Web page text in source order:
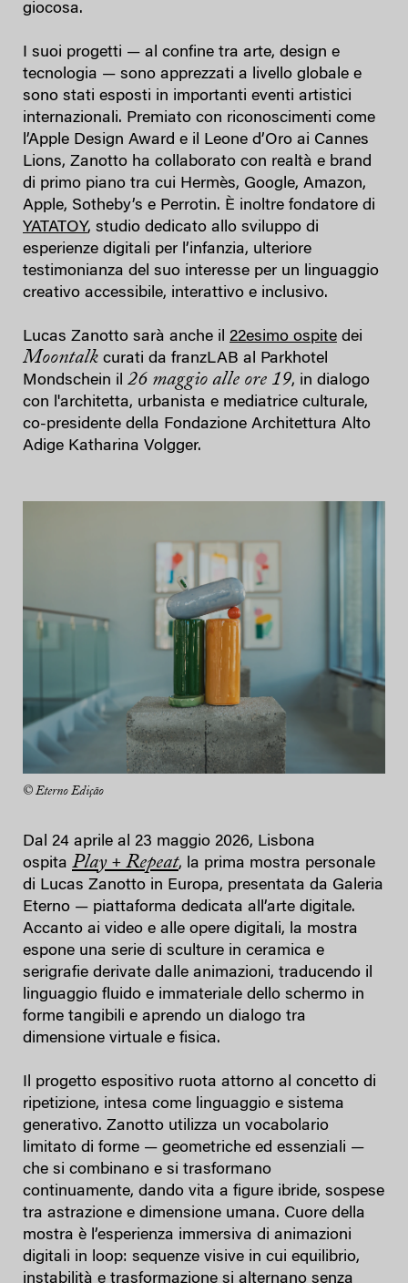
giocosa.
I suoi progetti — al confine tra arte, design e
tecnologia — sono apprezzati a livello globale e
sono stati esposti in importanti eventi artistici
internazionali. Premiato con riconoscimenti come
l’Apple Design Award e il Leone d’Oro ai Cannes
Lions, Zanotto ha collaborato con realtà e brand
di primo piano tra cui Hermès, Google, Amazon,
Apple, Sotheby’s e Perrotin. È inoltre fondatore di
YATATOY, studio dedicato allo sviluppo di
esperienze digitali per l’infanzia, ulteriore
testimonianza del suo interesse per un linguaggio
creativo accessibile, interattivo e inclusivo.
Lucas Zanotto sarà anche il 22esimo ospite dei
Moontalk curati da franzLAB al Parkhotel
Mondschein il 26 maggio alle ore 19, in dialogo
con l'architetta, urbanista e mediatrice culturale,
co-presidente della Fondazione Architettura Alto
Adige Katharina Volgger.
© Eterno Edição
Dal 24 aprile al 23 maggio 2026, Lisbona
ospita Play + Repeat, la prima mostra personale
di Lucas Zanotto in Europa, presentata da Galeria
Eterno — piattaforma dedicata all’arte digitale.
Accanto ai video e alle opere digitali, la mostra
espone una serie di sculture in ceramica e
serigrafie derivate dalle animazioni, traducendo il
linguaggio fluido e immateriale dello schermo in
forme tangibili e aprendo un dialogo tra
dimensione virtuale e fisica.
Il progetto espositivo ruota attorno al concetto di
ripetizione, intesa come linguaggio e sistema
generativo. Zanotto utilizza un vocabolario
limitato di forme — geometriche ed essenziali —
che si combinano e si trasformano
continuamente, dando vita a figure ibride, sospese
tra astrazione e dimensione umana. Cuore della
mostra è l’esperienza immersiva di animazioni
digitali in loop: sequenze visive in cui equilibrio,
instabilità e trasformazione si alternano senza